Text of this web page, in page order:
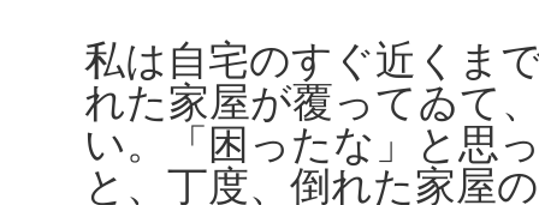
私は自宅のすぐ近くま
れた家屋が覆ってゐて
い。「困ったな」と思
と、丁度、倒れた家屋